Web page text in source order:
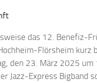
das 12. Benefiz-
Flörsheim kurz
den 23. März 2025 um
Jazz-Express Bigband